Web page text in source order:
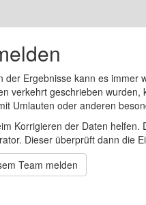
der Ergebnisse kann es
verkehrt geschrieben
Umlauten oder anderen
Korrigieren der Daten
Dieser überprüft dann die
Team melden